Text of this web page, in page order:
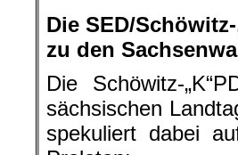
Die SED/
zu den
Die Schöwitz-
sächsischen
spekuliert dabei